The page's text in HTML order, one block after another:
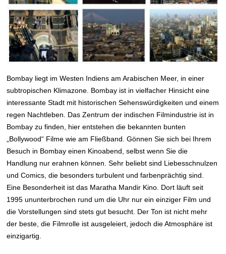
Bombay liegt im Westen Indiens am Arabischen Meer, in einer
subtropischen Klimazone. Bombay ist in vielfacher Hinsicht eine
interessante Stadt mit historischen Sehenswürdigkeiten und einem
regen Nachtleben. Das Zentrum der indischen Filmindustrie ist in
Bombay zu finden, hier entstehen die bekannten bunten
„Bollywood“ Filme wie am Fließband. Gönnen Sie sich bei Ihrem
Besuch in Bombay einen Kinoabend, selbst wenn Sie die
Handlung nur erahnen können. Sehr beliebt sind Liebesschnulzen
und Comics, die besonders turbulent und farbenprächtig sind.
Eine Besonderheit ist das Maratha Mandir Kino. Dort läuft seit
1995 ununterbrochen rund um die Uhr nur ein einziger Film und
die Vorstellungen sind stets gut besucht. Der Ton ist nicht mehr
der beste, die Filmrolle ist ausgeleiert, jedoch die Atmosphäre ist
einzigartig.